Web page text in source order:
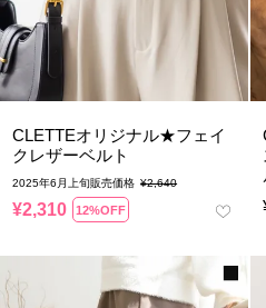
CLETTEオリジナル★フェイ
クレザーベルト
2025年6月上旬販売価格 ¥2,640
¥2,310 12%OFF